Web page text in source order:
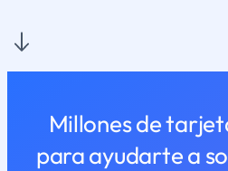
Millones de
para ayudarte a